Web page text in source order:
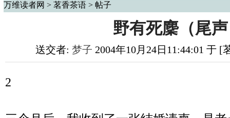
万维读者网 > 茗香茶语 > 帖子
野有死麇（尾
送交者: 梦子 2004年10月24日11:44:01 于
2